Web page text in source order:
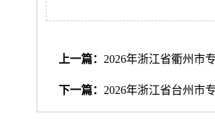
上一篇： 2026年浙江省衢州市
下一篇： 2026年浙江省台州市